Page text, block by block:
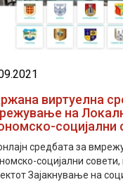
виртуелна
на
социјални
средбата за
социјални
Зајакнување на